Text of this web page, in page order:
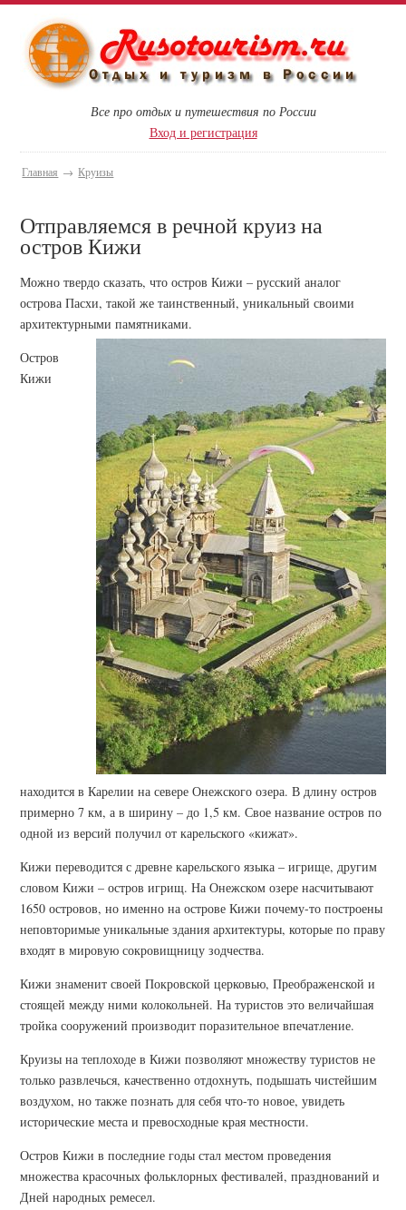
Все про отдых и путешествия по России
Вход и регистрация
Главная → Круизы
Отправляемся в речной круиз на
остров Кижи
Можно твердо сказать, что остров Кижи – русский аналог
острова Пасхи, такой же таинственный, уникальный своими
архитектурными памятниками.
Остров
Кижи
находится в Карелии на севере Онежского озера. В длину остров
примерно 7 км, а в ширину – до 1,5 км. Свое название остров по
одной из версий получил от карельского «кижат».
Кижи переводится с древне карельского языка – игрище, другим
словом Кижи – остров игрищ. На Онежском озере насчитывают
1650 островов, но именно на острове Кижи почему-то построены
неповторимые уникальные здания архитектуры, которые по праву
входят в мировую сокровищницу зодчества.
Кижи знаменит своей Покровской церковью, Преображенской и
стоящей между ними колокольней. На туристов это величайшая
тройка сооружений производит поразительное впечатление.
Круизы на теплоходе в Кижи позволяют множеству туристов не
только развлечься, качественно отдохнуть, подышать чистейшим
воздухом, но также познать для себя что-то новое, увидеть
исторические места и превосходные края местности.
Остров Кижи в последние годы стал местом проведения
множества красочных фольклорных фестивалей, празднований и
Дней народных ремесел.